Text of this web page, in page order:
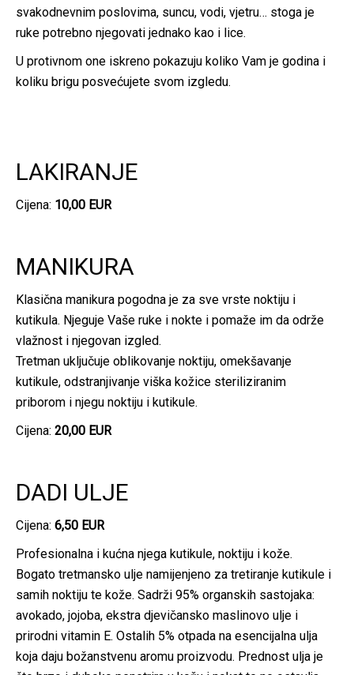
svakodnevnim poslovima, suncu, vodi, vjetru… stoga je
ruke potrebno njegovati jednako kao i lice.
U protivnom one iskreno pokazuju koliko Vam je godina i
koliku brigu posvećujete svom izgledu.
LAKIRANJE
Cijena: 10,00 EUR
MANIKURA
Klasična manikura pogodna je za sve vrste noktiju i
kutikula. Njeguje Vaše ruke i nokte i pomaže im da održe
vlažnost i njegovan izgled.
Tretman uključuje oblikovanje noktiju, omekšavanje
kutikule, odstranjivanje viška kožice steriliziranim
priborom i njegu noktiju i kutikule.
Cijena: 20,00 EUR
DADI ULJE
Cijena: 6,50 EUR
Profesionalna i kućna njega kutikule, noktiju i kože.
Bogato tretmansko ulje namijenjeno za tretiranje kutikule i
samih noktiju te kože. Sadrži 95% organskih sastojaka:
avokado, jojoba, ekstra djevičansko maslinovo ulje i
prirodni vitamin E. Ostalih 5% otpada na esencijalna ulja
koja daju božanstvenu aromu proizvodu. Prednost ulja je